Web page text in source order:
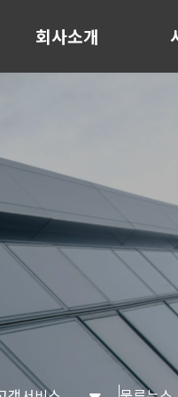
회사소개